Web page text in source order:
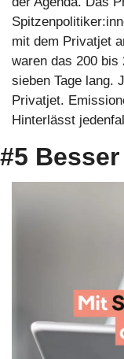
mit dem Privatjet
waren das 200 bis
sieben Tage lang.
Privatjet.
Hinterlässt
#5